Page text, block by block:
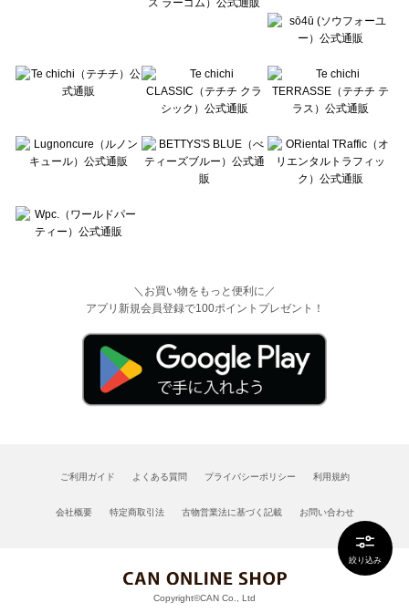
絞り込み
＼お買い物をもっと便利に／
アプリ新規会員登録で100ポイントプレゼント！
ご利用ガイド よくある質問 プライバシーポリシー 利用規約
会社概要 特定商取引法 古物営業法に基づく記載 お問い合わせ
Copyright©CAN Co., Ltd